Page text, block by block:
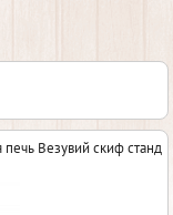
печь Везувий скиф